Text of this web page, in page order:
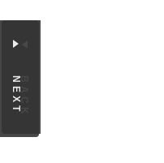
BACK
NEXT